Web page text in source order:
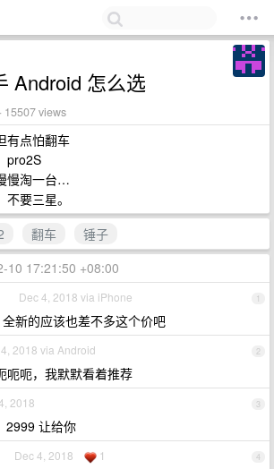
Android 怎么选
15507 views
有点怕翻车
pro2S
慢淘一台…
要三星。
翻车
锤子
10 17:21:50 +08:00
1
Dec 4, 2018 via iPhone
新的应该也差不多这个价吧
2
2018 via Android
呃呃，我默默看着推荐
3
2018
2999 让给你
4
Dec 4, 2018 1